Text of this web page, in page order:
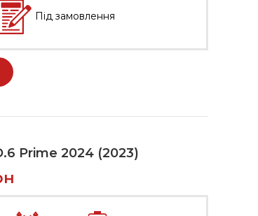
Під замовлення
Prime 2024 (2023)